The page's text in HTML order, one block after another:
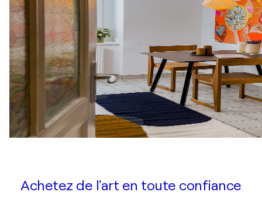
Achetez de l'art en toute confiance